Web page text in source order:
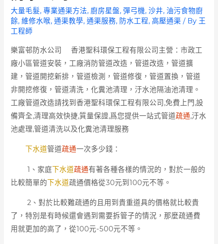
大量毛髮,專業通渠方法, 廚房星盤,彈弓機,沙井,油污食物廚
餘,維修水喉,通渠教學,通渠服務, 防水工程,高壓通渠 / By 王
工程師
樂富邨防水公司
香港聖科環保工程有限公司主營：市政工
廠小區管道安裝，工廠消防管道改造，管道改造，管道擴
建，管道開挖新排，管道檢測，管道修復，管道置換，管道
非開挖修復，管道清洗，化糞池清理，汙水池隔油池清理。
工廠管道改造請找到香港聖科環保工程有限公司,免費上門,設
備齊全,清理高效快捷,質量保證,爲您提供一站式管道疏通,汙水
池處理,管道清洗以及化糞池清理服務
下水道管道疏通一次多少錢：
1、家庭下水道疏通有著各種各樣的情況的，對於一般的
比較簡單的下水道疏通價格從30元到100元不等。
2、對於比較難疏通的且用到貴重道具的價格就比較貴
了，特別是有時候還會遇到需要拆管子的情況，那麼疏通費
用就更加的高了，從100元-500元不等。